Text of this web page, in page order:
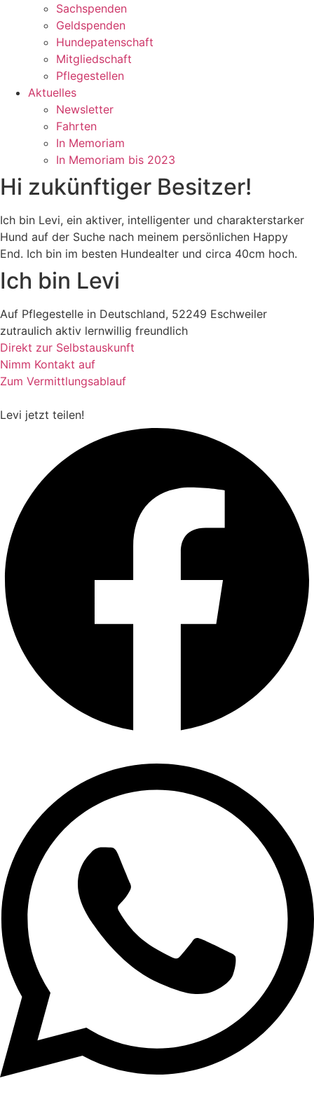
Sachspenden
Geldspenden
Hundepatenschaft
Mitgliedschaft
Pflegestellen
Aktuelles
Newsletter
Fahrten
In Memoriam
In Memoriam bis 2023
Hi zukünftiger Besitzer!
Ich bin Levi, ein aktiver, intelligenter und charakterstarker
Hund auf der Suche nach meinem persönlichen Happy
End. Ich bin im besten Hundealter und circa 40cm hoch.
Ich bin Levi
Auf Pflegestelle in Deutschland, 52249 Eschweiler
zutraulich aktiv lernwillig freundlich
Direkt zur Selbstauskunft
Nimm Kontakt auf
Zum Vermittlungsablauf
Levi jetzt teilen!